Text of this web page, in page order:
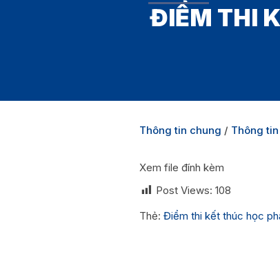
ĐIỂM THI
Thông tin chung / Thông
Xem file đính kèm
Post Views: 108
Thẻ: Điểm thi kết thúc học